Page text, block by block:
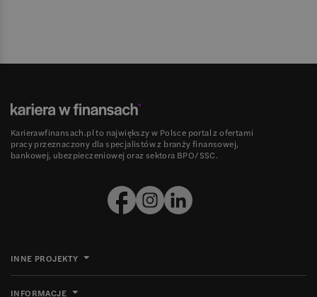
Karierawfinansach.pl to największy w Polsce portal z ofertami
pracy przeznaczony dla specjalistów z branży finansowej,
bankowej, ubezpieczeniowej oraz sektora BPO/SSC.
INNE PROJEKTY
INFORMACJE